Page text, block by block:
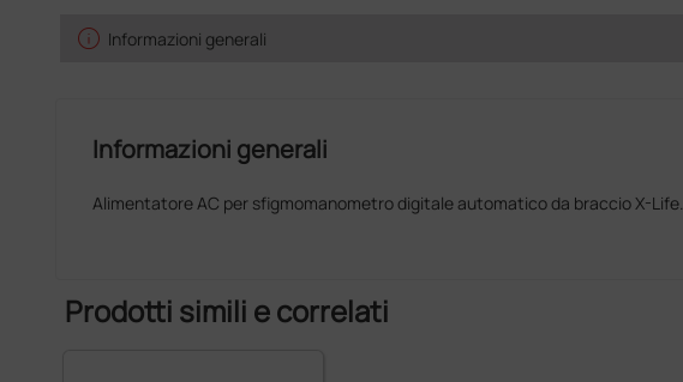
info Informazioni generali
Informazioni generali
Alimentatore AC per sfigmomanometro digitale automatico da braccio X-Life.
Prodotti simili e correlati